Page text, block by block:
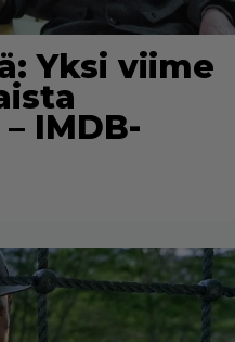
Yksi viime
IMDB-